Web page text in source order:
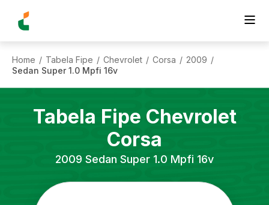
Home / Tabela Fipe / Chevrolet / Corsa / 2009 /
Sedan Super 1.0 Mpfi 16v
Tabela Fipe Chevrolet
Corsa
2009 Sedan Super 1.0 Mpfi 16v